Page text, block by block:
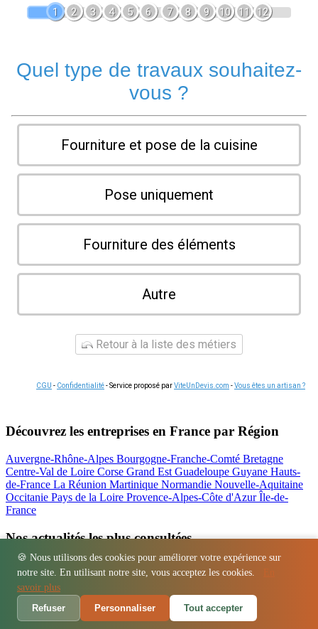
🍪 Nous utilisons des cookies pour améliorer votre expérience sur
notre site. En utilisant notre site, vous acceptez les cookies.
savoir plus
Refuser
Personnaliser Tout accepter
1 2 3 4 5 6 7 8 9 10 11 12
Quel type de travaux souhaitez-
vous ?
Fourniture et pose de la cuisine
Pose uniquement
Fourniture des éléments
Autre
Retour à la liste des métiers
CGU - Confidentialité- Service proposé parViteUnDevis.com -Vous êtes un artisan ?
Découvrez les entreprises en France par Région
Auvergne-Rhône-Alpes Bourgogne-Franche-Comté Bretagne
Centre-Val de Loire Corse Grand Est Guadeloupe Guyane Hauts-
de-France La Réunion Martinique Normandie Nouvelle-Aquitaine
Occitanie Pays de la Loire Provence-Alpes-Côte d'AzurÎle-de-
France
Nos actualités les plus consultées
Location bétonnière : guide complet et tarifs
Régions - Départements - Villes - Entreprises - Marques
Espace presse
© 2026 Atelier La Boiserie. Tous droits réservés.